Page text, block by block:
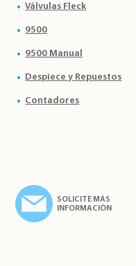
Válvulas Fleck
9500
9500 Manual
Despiece y Repuestos
Contadores
SOLICITE MÁS
INFORMACIÓN